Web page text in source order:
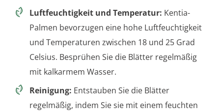
Luftfeuchtigkeit und Temperatur: Kentia-
Palmen bevorzugen eine hohe Luftfeuchtigkeit
und Temperaturen zwischen 18 und 25 Grad
Celsius. Besprühen Sie die Blätter regelmäßig
mit kalkarmem Wasser.
Reinigung: Entstauben Sie die Blätter
regelmäßig, indem Sie sie mit einem feuchten